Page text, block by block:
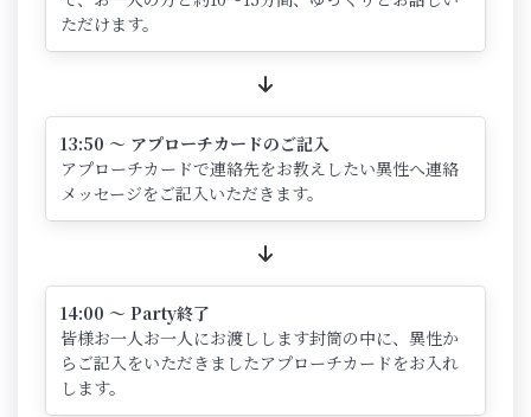
ただけます。
13:50 ～ アプローチカードのご記入
アプローチカードで連絡先をお教えしたい異性へ連絡
メッセージをご記入いただきます。
14:00 ～ Party終了
皆様お一人お一人にお渡しします封筒の中に、異性か
らご記入をいただきましたアプローチカードをお入れ
します。